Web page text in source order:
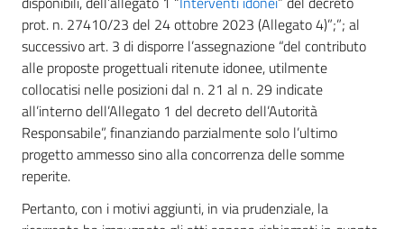
prot. n. 27410/23 del 24 ottobre 2023 (Allegato 4)”;”; al
successivo art. 3 di disporre l’assegnazione “del contributo
alle proposte progettuali ritenute idonee, utilmente
collocatisi nelle posizioni dal n. 21 al n. 29 indicate
all’interno dell’Allegato 1 del decreto dell’Autorità
Responsabile”, finanziando parzialmente solo l’ultimo
progetto ammesso sino alla concorrenza delle somme
reperite.
Pertanto, con i motivi aggiunti, in via prudenziale, la